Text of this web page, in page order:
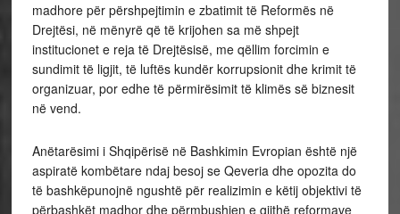
madhore për përshpejtimin e zbatimit të Reformës në
Drejtësi, në mënyrë që të krijohen sa më shpejt
institucionet e reja të Drejtësisë, me qëllim forcimin e
sundimit të ligjit, të luftës kundër korrupsionit dhe krimit të
organizuar, por edhe të përmirësimit të klimës së biznesit
në vend.
Anëtarësimi i Shqipërisë në Bashkimin Evropian është një
aspiratë kombëtare ndaj besoj se Qeveria dhe opozita do
të bashkëpunojnë ngushtë për realizimin e këtij objektivi të
përbashkët madhor dhe përmbushjen e gjithë reformave